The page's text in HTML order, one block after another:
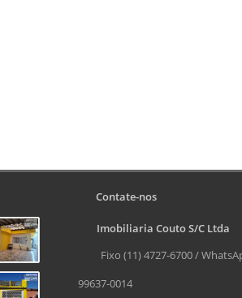
Contate-nos
Imobiliaria Couto S/C Ltda
Fixo (11) 4727-6700 /
99637-0014